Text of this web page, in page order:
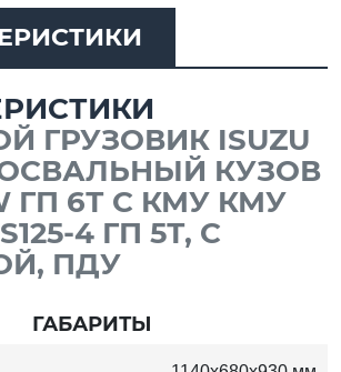
ГРУЗОВИК ISUZU
КУЗОВ
ГП 6Т С КМУ КМУ
4 ГП 5Т, С
ПДУ
ГАБАРИТЫ